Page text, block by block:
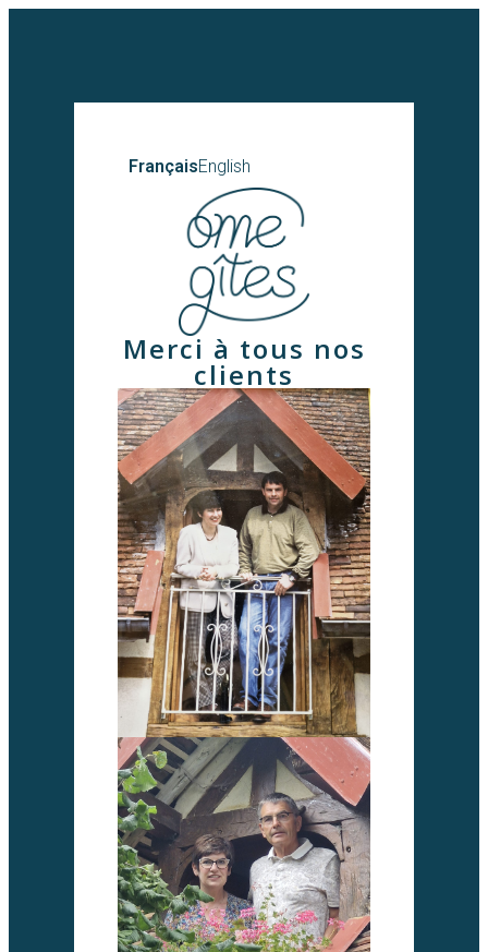
FrançaisEnglish
Merci à tous nos
clients